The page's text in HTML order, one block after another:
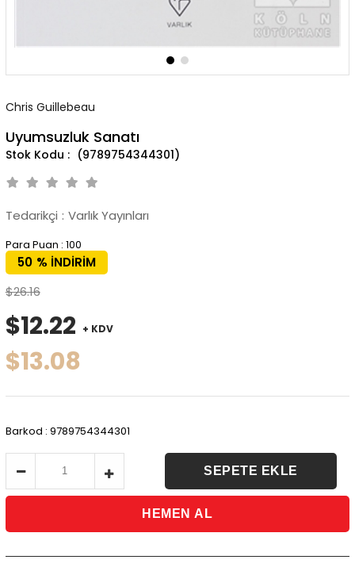
Chris Guillebeau
Uyumsuzluk Sanatı
(9789754344301)
Tedarikçi : Varlık Yayınları
Para Puan : 100
%
50
İNDIRIM
$26.16
$12.22 + KDV
$13.08
Barkod : 9789754344301